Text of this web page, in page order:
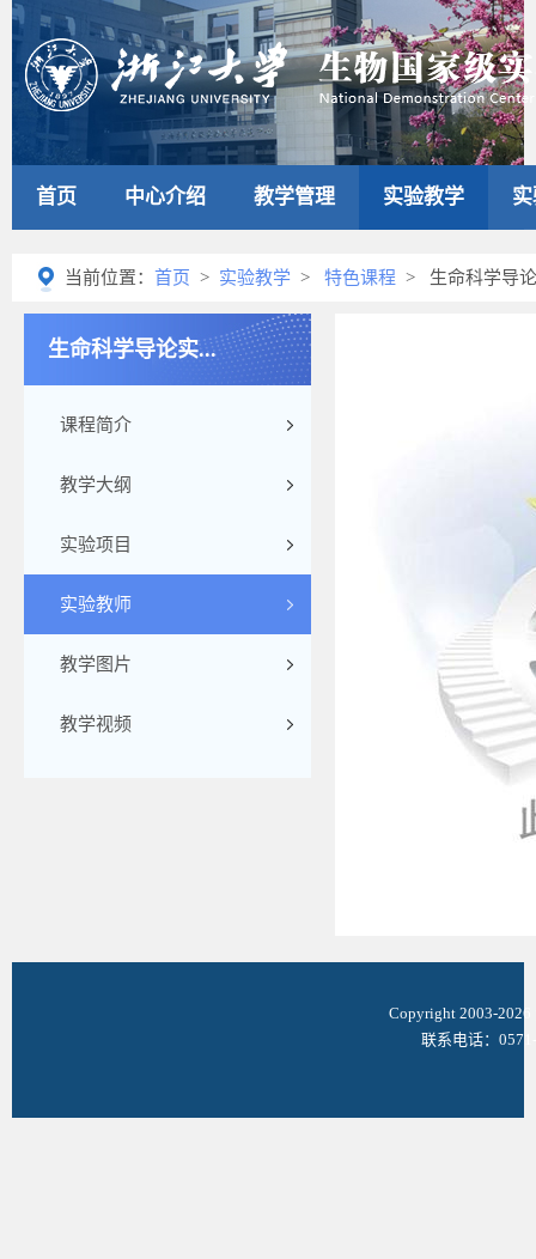
首页 中心介绍 教学管理 实验教学
当前位置： 首页 > 实验教学 > 特色课程 > 生命科学导
生命科学导论实...
课程简介
教学大纲
实验项目
实验教师
教学图片
教学视频
Copyright 2003-
联系电话：